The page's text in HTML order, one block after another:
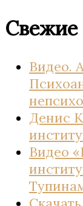
Свежие
Видео.
Денис
Видео